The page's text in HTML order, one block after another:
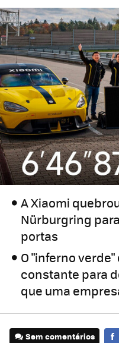
A Xiaomi
Nürburgring
portas
O "inferno
constante para
que uma
Sem comentários